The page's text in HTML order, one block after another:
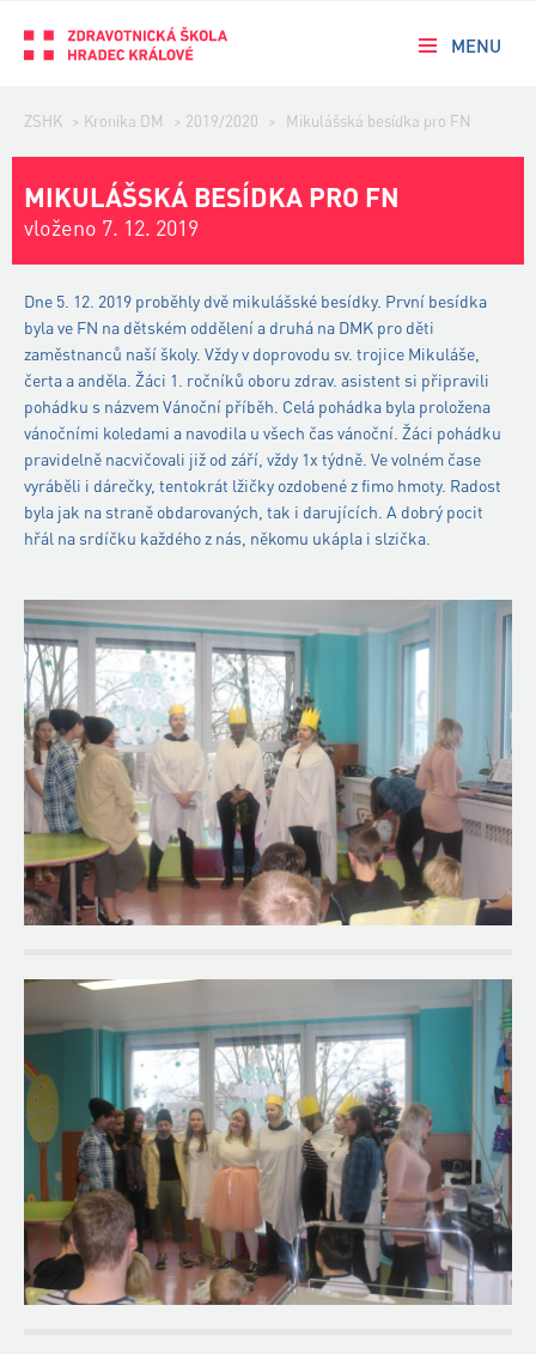
MENU
ZSHK > Kronika DM > 2019/2020 > Mikulášská besídka pro FN
MIKULÁŠSKÁ BESÍDKA PRO FN
vloženo 7. 12. 2019
Dne 5. 12. 2019 proběhly dvě mikulášské besídky. První besídka
byla ve FN na dětském oddělení a druhá na DMK pro děti
zaměstnanců naší školy. Vždy v doprovodu sv. trojice Mikuláše,
čerta a anděla. Žáci 1. ročníků oboru zdrav. asistent si připravili
pohádku s názvem Vánoční příběh. Celá pohádka byla proložena
vánočními koledami a navodila u všech čas vánoční. Žáci pohádku
pravidelně nacvičovali již od září, vždy 1x týdně. Ve volném čase
vyráběli i dárečky, tentokrát lžičky ozdobené z fimo hmoty. Radost
byla jak na straně obdarovaných, tak i darujících. A dobrý pocit
hřál na srdíčku každého z nás, někomu ukápla i slzička.